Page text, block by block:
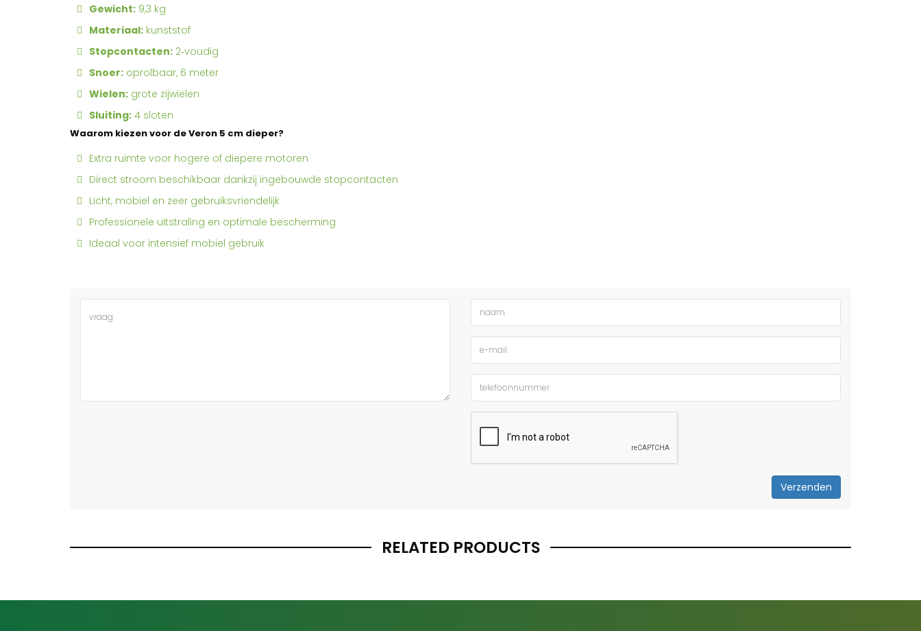
Gewicht: 9,3 kg
Materiaal: kunststof
Stopcontacten: 2‑voudig
Snoer: oprolbaar, 6 meter
Wielen: grote zijwielen
Sluiting: 4 sloten
Waarom kiezen voor de Veron 5 cm dieper?
Extra ruimte voor hogere of diepere motoren
Direct stroom beschikbaar dankzij ingebouwde stopcontacten
Licht, mobiel en zeer gebruiksvriendelijk
Professionele uitstraling en optimale bescherming
Ideaal voor intensief mobiel gebruik
Verzenden
RELATED PRODUCTS